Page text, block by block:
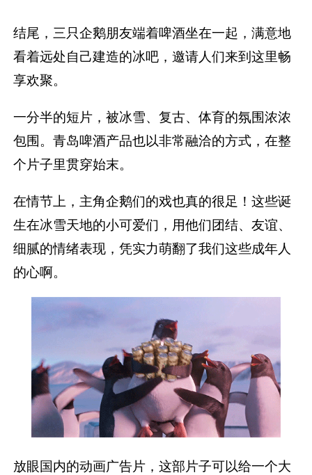
结尾，三只企鹅朋友端着啤酒坐在一起，满意地
看着远处自己建造的冰吧，邀请人们来到这里畅
享欢聚。
一分半的短片，被冰雪、复古、体育的氛围浓浓
包围。青岛啤酒产品也以非常融洽的方式，在整
个片子里贯穿始末。
在情节上，主角企鹅们的戏也真的很足！这些诞
生在冰雪天地的小可爱们，用他们团结、友谊、
细腻的情绪表现，凭实力萌翻了我们这些成年人
的心啊。
放眼国内的动画广告片，这部片子可以给一个大